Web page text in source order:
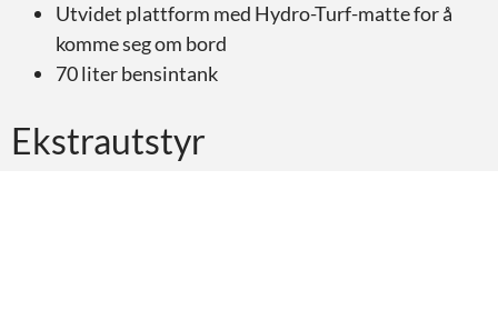
Utvidet plattform med Hydro-Turf-matte for å
komme seg om bord
70 liter bensintank
Ekstrautstyr